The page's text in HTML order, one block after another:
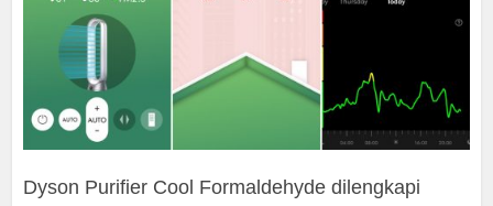
Dyson Purifier Cool Formaldehyde dilengkapi